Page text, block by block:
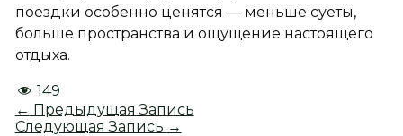
поездки особенно ценятся — меньше суеты,
больше пространства и ощущение настоящего
отдыха.
149
← Предыдущая Запись
Следующая Запись →